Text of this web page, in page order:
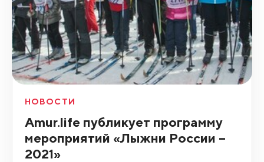
НОВОСТИ
Amur.life публикует программу
мероприятий «Лыжни России –
2021»